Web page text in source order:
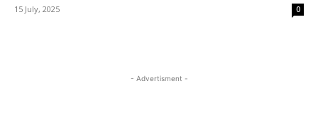
15 July, 2025 0
- Advertisment -